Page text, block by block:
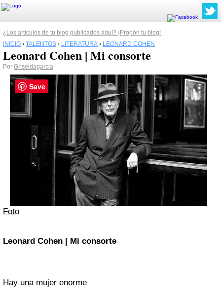
¿Los artículos de tu blog publicados aquí? ¡Propón tu blog!
INICIO › TALENTOS › LITERATURA › LEONARD COHEN
Leonard Cohen | Mi consorte
Por Griseldagarcia
Foto
Leonard Cohen | Mi consorte
Hay una mujer enorme
Save